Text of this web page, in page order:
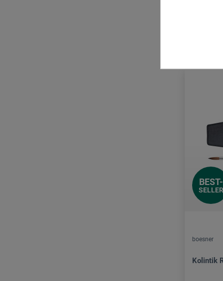
BEST-
SELLER
boesner
Kolintik